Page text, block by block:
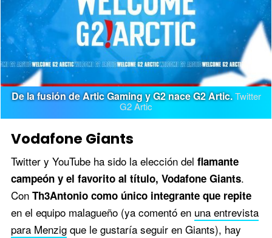
De la fusión de Artic Gaming y G2 nace G2 Artic.Twitter
G2 Artic
Vodafone Giants
Twitter y YouTube ha sido la elección del flamante
campeón y el favorito al título, Vodafone Giants.
Con Th3Antonio como único integrante que repite
en el equipo malagueño (ya comentó en una entrevista
para Menzigque le gustaría seguir en Giants), hay